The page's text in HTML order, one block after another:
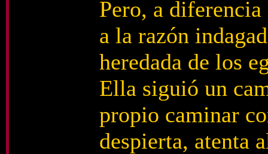
Pero, a
a la razón
heredada de los
Ella siguió un
propio caminar
despierta, atenta